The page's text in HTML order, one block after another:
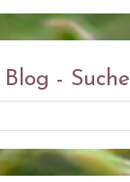
Blog - Suche